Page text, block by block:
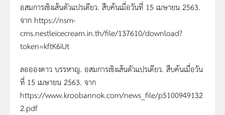
อสมการเชิงเส้นตัวแปรเดียว. สืบค้นเมื่อวันที่ 15 เมษายน 2563.
จาก https://nsm-
cms.nestleicecream.in.th/file/137610/download?
token=kftK6iUt
ลออองดาว บรรหาญ. อสมการเชิงเส้นตัวแปรเดียว. สืบค้นเมื่อวัน
ที่ 15 เมษายน 2563. จาก
https://www.kroobannok.com/news_file/p5100949132
2.pdf